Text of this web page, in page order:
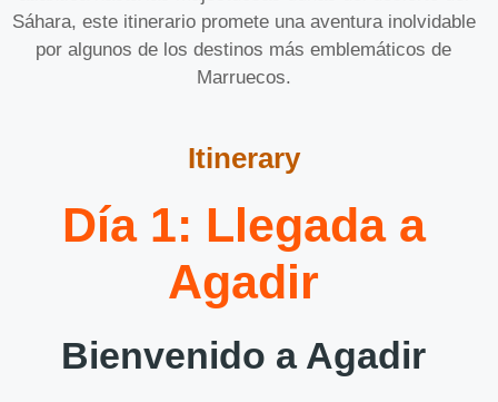
Sáhara, este itinerario promete una aventura inolvidable
por algunos de los destinos más emblemáticos de
Marruecos.
Itinerary
Día 1: Llegada a
Agadir
Bienvenido a Agadir